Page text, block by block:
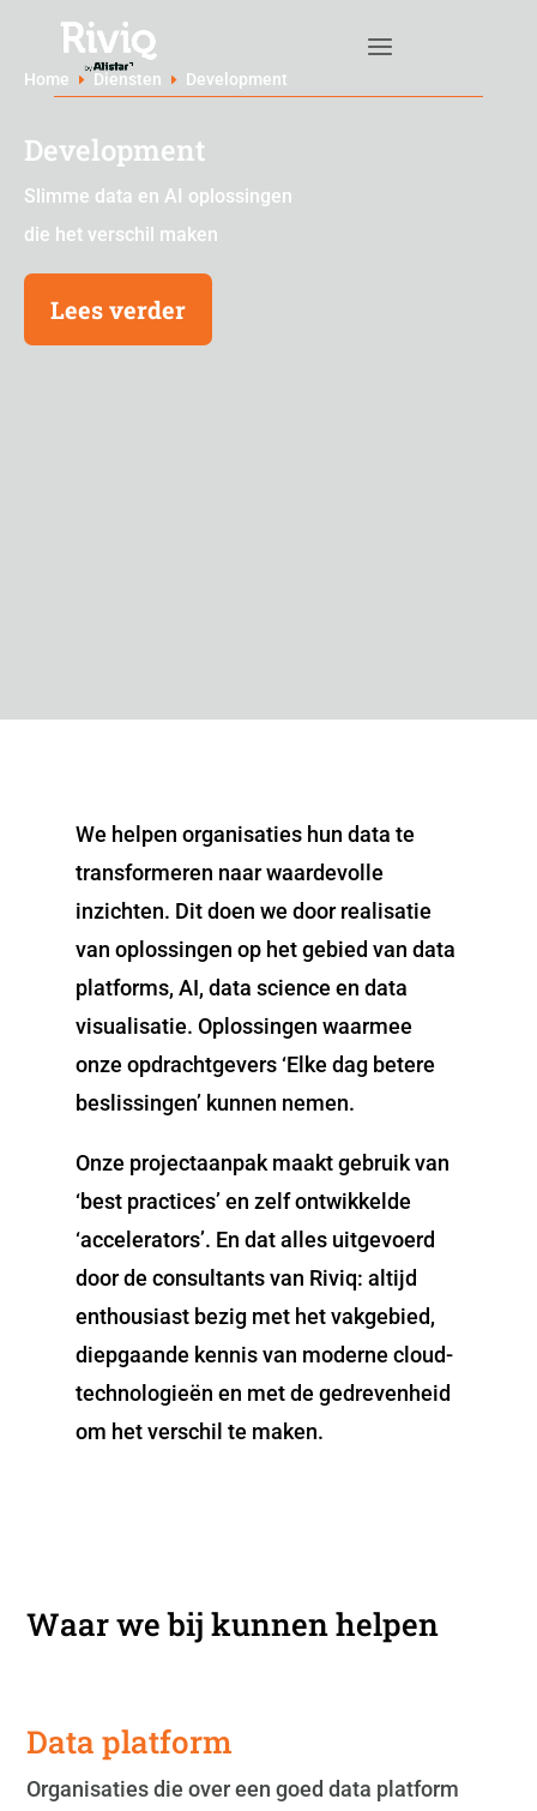
Home E Diensten E Development
Development
Slimme data en AI oplossingen
die het verschil maken
Lees verder
We helpen organisaties hun data te
transformeren naar waardevolle
inzichten. Dit doen we door realisatie
van oplossingen op het gebied van data
platforms, AI, data science en data
visualisatie. Oplossingen waarmee
onze opdrachtgevers ‘Elke dag betere
beslissingen’ kunnen nemen.
Onze projectaanpak maakt gebruik van
‘best practices’ en zelf ontwikkelde
‘accelerators’. En dat alles uitgevoerd
door de consultants van Riviq: altijd
enthousiast bezig met het vakgebied,
diepgaande kennis van moderne cloud-
technologieën en met de gedrevenheid
om het verschil te maken.
Waar we bij kunnen helpen
Data platform
Organisaties die over een goed data platform